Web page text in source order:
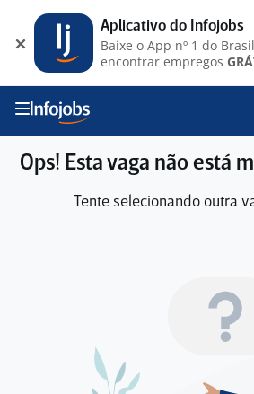
Ops! Esta vaga não está
Tente selecionando outra
Aplicativo do Infojobs
Baixe o App nº 1 do
encontrar empregos